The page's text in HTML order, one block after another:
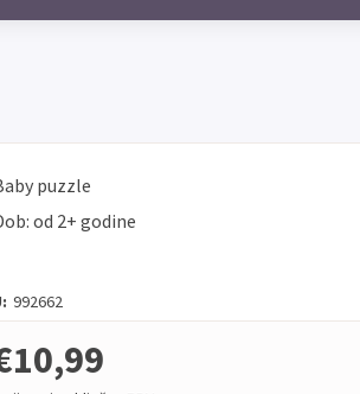
puzzle
od 2+ godine
992662